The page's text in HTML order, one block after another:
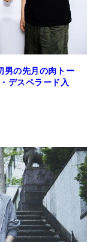
男の先月の肉トー
デスペラード入